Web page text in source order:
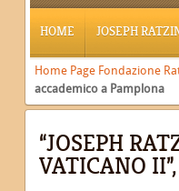
HOME JOSEPH
Home Page Fondazione
accademico a Pamplona
“JOSEPH
VATICANO